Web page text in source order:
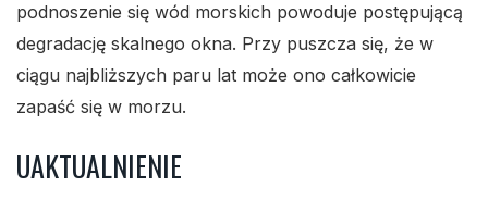
podnoszenie się wód morskich powoduje postępującą
degradację skalnego okna. Przy puszcza się, że w
ciągu najbliższych paru lat może ono całkowicie
zapaść się w morzu.
UAKTUALNIENIE